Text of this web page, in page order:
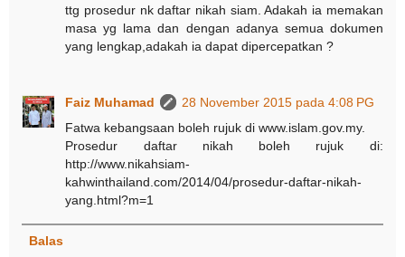
ttg prosedur nk daftar nikah siam. Adakah ia memakan
masa yg lama dan dengan adanya semua dokumen
yang lengkap,adakah ia dapat dipercepatkan ?
Faiz Muhamad
28 November 2015 pada 4:08 PG
Fatwa kebangsaan boleh rujuk di www.islam.gov.my.
Prosedur daftar nikah boleh rujuk di:
http://www.nikahsiam-
kahwinthailand.com/2014/04/prosedur-daftar-nikah-
yang.html?m=1
Balas